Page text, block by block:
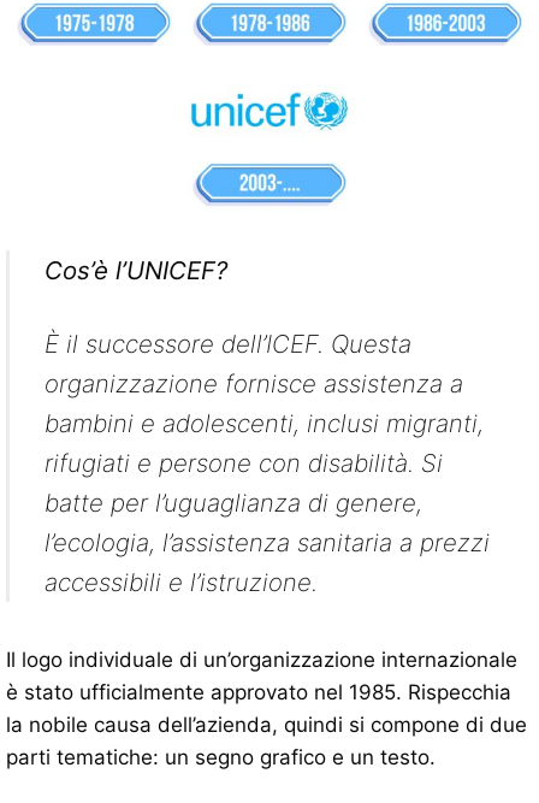
Cos’è l’UNICEF?
È il successore dell’ICEF. Questa
organizzazione fornisce assistenza a
bambini e adolescenti, inclusi migranti,
rifugiati e persone con disabilità. Si
batte per l’uguaglianza di genere,
l’ecologia, l’assistenza sanitaria a prezzi
accessibili e l’istruzione.
Il logo individuale di un’organizzazione internazionale
è stato ufficialmente approvato nel 1985. Rispecchia
la nobile causa dell’azienda, quindi si compone di due
parti tematiche: un segno grafico e un testo.